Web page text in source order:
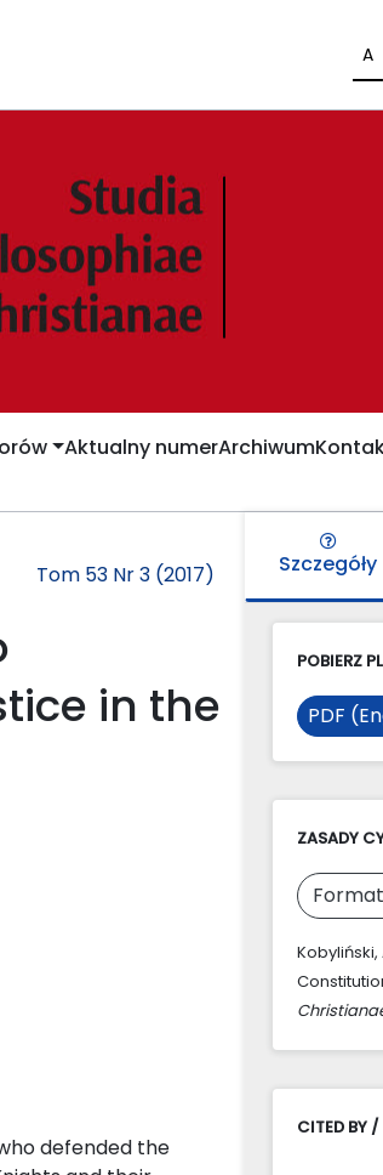
A
Aktualny numerArchiwum
Tom 53 Nr 3 (2017)
in the
defended the
Szczegóły
POBIERZ
PDF
ZASADY
CITED BY /